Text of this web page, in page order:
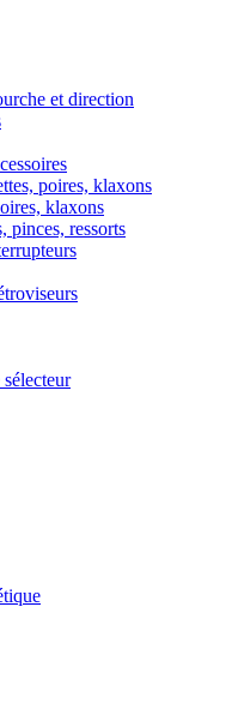
et direction
poires, klaxons
klaxons
pinces, ressorts